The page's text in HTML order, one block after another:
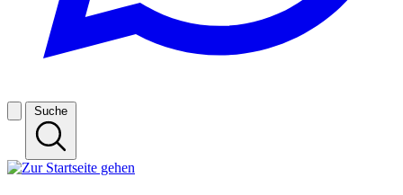
Suche